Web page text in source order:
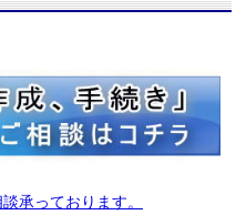
承っております。